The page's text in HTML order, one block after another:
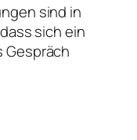
sind in
sich ein
Gespräch